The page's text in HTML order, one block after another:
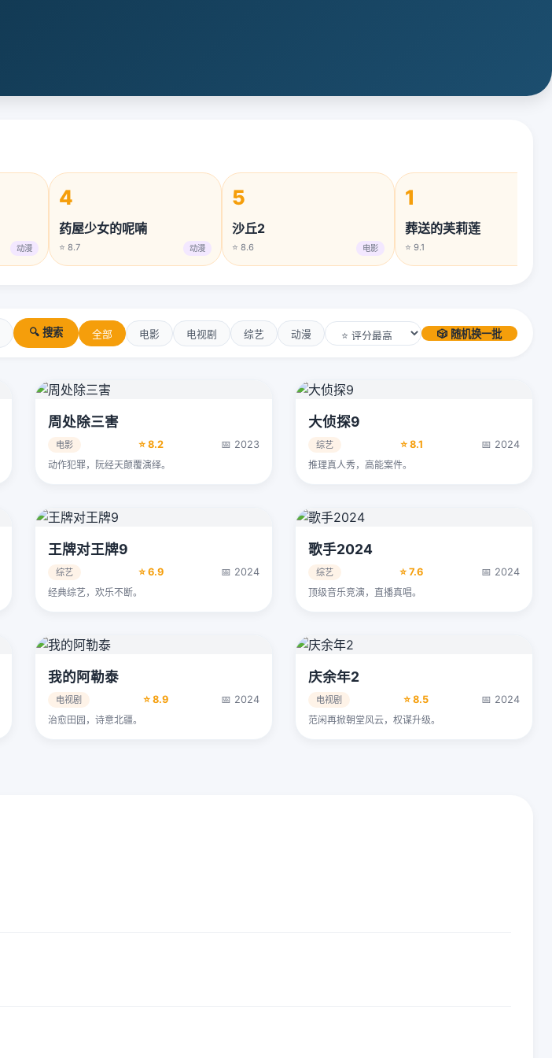
动漫
4
药屋少女的呢喃
⭐ 8.7 动漫
5
沙丘2
⭐ 8.6 电影
1
葬送的芙莉莲
⭐ 9.1
🔍 搜索 全部 电影 电视剧 综艺 动漫 🎲 随机换一批
周处除三害
电影 ⭐ 8.2
📅 2023
动作犯罪，阮经天颠覆演绎。
大侦探9
综艺 ⭐ 8.1
📅 2024
推理真人秀，高能案件。
王牌对王牌9
综艺 ⭐ 6.9
📅 2024
经典综艺，欢乐不断。
歌手2024
综艺 ⭐ 7.6
📅 2024
顶级音乐竞演，直播真唱。
我的阿勒泰
电视剧 ⭐ 8.9
📅 2024
治愈田园，诗意北疆。
庆余年2
电视剧 ⭐ 8.5
📅 2024
范闲再掀朝堂风云，权谋升级。